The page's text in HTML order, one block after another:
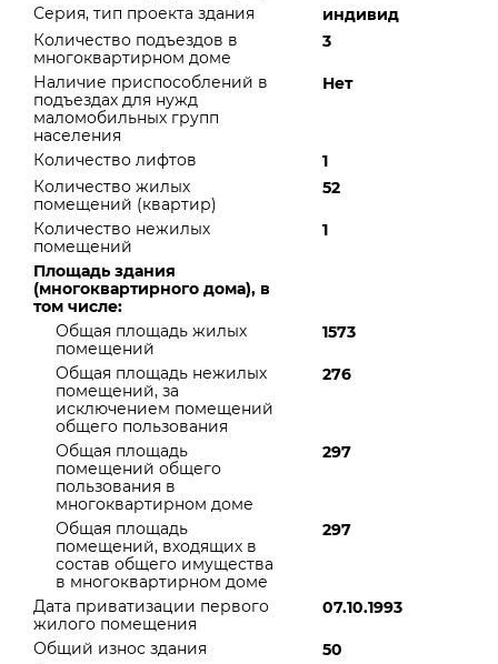
Серия, тип проекта здания
индивид
Количество подъездов в
многоквартирном доме
3
Наличие приспособлений в
подъездах для нужд
маломобильных групп
населения
Нет
Количество лифтов
1
Количество жилых
помещений (квартир)
52
Количество нежилых
помещений
1
Площадь здания
(многоквартирного дома), в
том числе:
Общая площадь жилых
помещений
1573
Общая площадь нежилых
помещений, за
исключением помещений
общего пользования
276
Общая площадь
помещений общего
пользования в
многоквартирном доме
297
Общая площадь
помещений, входящих в
состав общего имущества
в многоквартирном доме
297
Дата приватизации первого
жилого помещения
07.10.1993
Общий износ здания
50